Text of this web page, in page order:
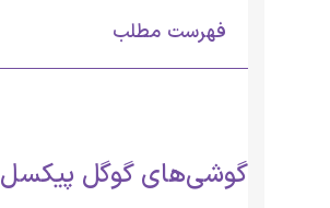
فهرست مطلب
گوشی‌های گوگل پیکسل